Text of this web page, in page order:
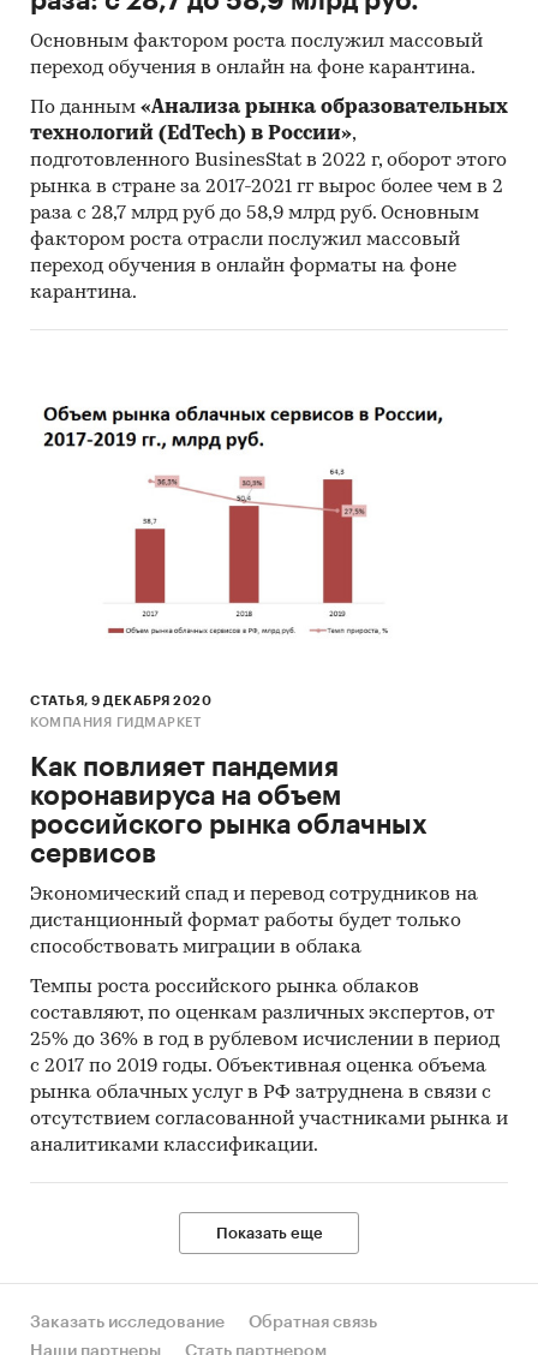
Основным фактором роста послужил массовый
переход обучения в онлайн на фоне карантина.
По данным «Анализа рынка образовательных
технологий (EdTech) в России»,
подготовленного BusinesStat в 2022 г, оборот этого
рынка в стране за 2017-2021 гг вырос более чем в 2
раза c 28,7 млрд руб до 58,9 млрд руб. Основным
фактором роста отрасли послужил массовый
переход обучения в онлайн форматы на фоне
карантина.
СТАТЬЯ, 9 ДЕКАБРЯ 2020
КОМПАНИЯ ГИДМАРКЕТ
Как повлияет пандемия
коронавируса на объем
российского рынка облачных
сервисов
Экономический спад и перевод сотрудников на
дистанционный формат работы будет только
способствовать миграции в облака
Темпы роста российского рынка облаков
составляют, по оценкам различных экспертов, от
25% до 36% в год в рублевом исчислении в период
с 2017 по 2019 годы. Объективная оценка объема
рынка облачных услуг в РФ затруднена в связи с
отсутствием согласованной участниками рынка и
аналитиками классификации.
Показать еще
Заказать исследование
Обратная связь
Наши партнеры
Стать партнером